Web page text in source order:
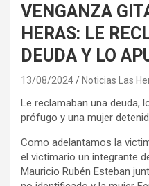
VENGANZA
HERAS: LE
DEUDA Y LO
13/08/2024 Noticias Las
Le reclamaban una deuda,
prófugo y una mujer
Como adelantamos la
el victimario un integrante
Mauricio Rubén Esteban